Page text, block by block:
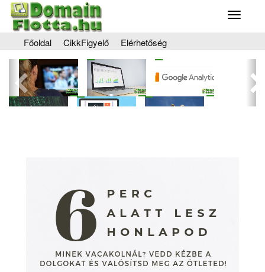
Toggle
Főoldal CikkFigyelő Elérhetőség
Előző